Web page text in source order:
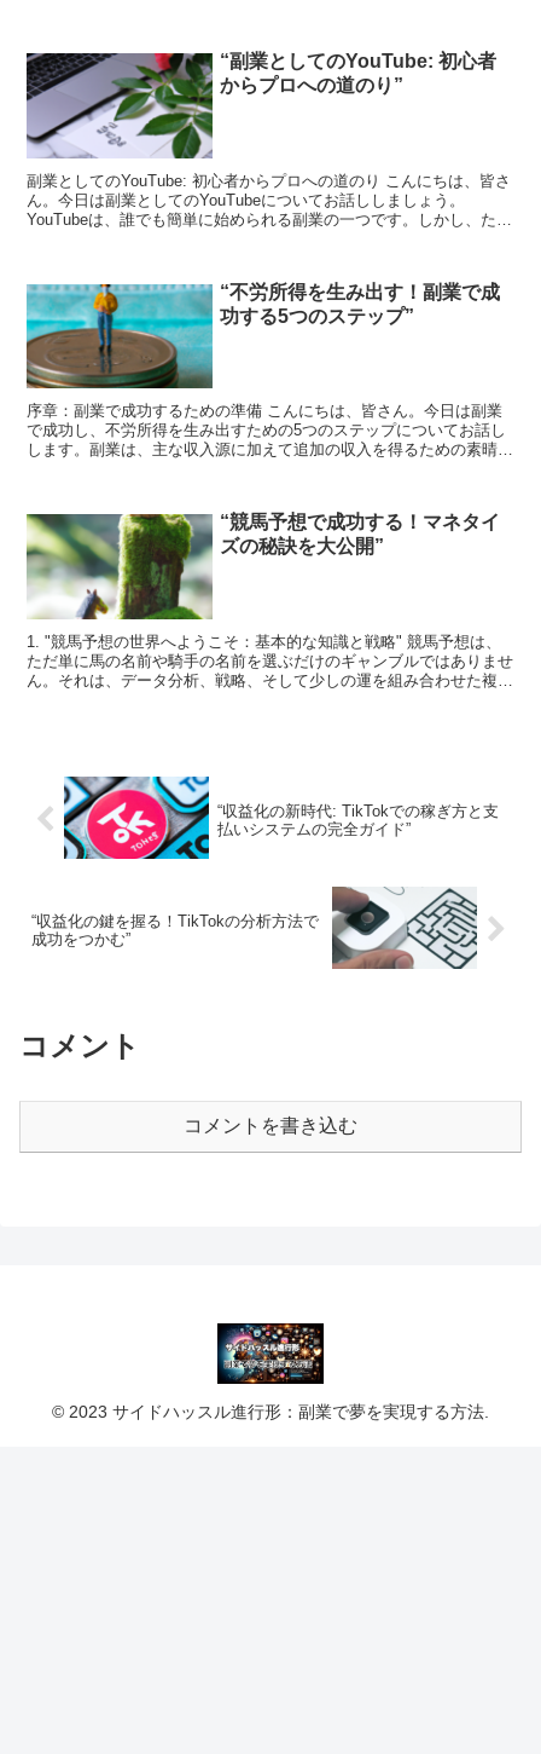
“副業としてのYouTube: 初心者
からプロへの道のり”
副業としてのYouTube: 初心者からプロへの道のり こんにちは、皆さ
ん。今日は副業としてのYouTubeについてお話ししましょう。
YouTubeは、誰でも簡単に始められる副業の一つです。しかし、ただ
“不労所得を生み出す！副業で成
功する5つのステップ”
序章：副業で成功するための準備 こんにちは、皆さん。今日は副業
で成功し、不労所得を生み出すための5つのステップについてお話し
します。副業は、主な収入源に加えて追加の収入を得るための素晴ら
“競馬予想で成功する！マネタイ
ズの秘訣を大公開”
1. "競馬予想の世界へようこそ：基本的な知識と戦略" 競馬予想は、
ただ単に馬の名前や騎手の名前を選ぶだけのギャンブルではありませ
ん。それは、データ分析、戦略、そして少しの運を組み合わせた複雑
“収益化の新時代: TikTokでの稼ぎ方と支
払いシステムの完全ガイド”
“収益化の鍵を握る！TikTokの分析方法で
成功をつかむ”
コメント
コメントを書き込む
© 2023 サイドハッスル進行形：副業で夢を実現する方法.